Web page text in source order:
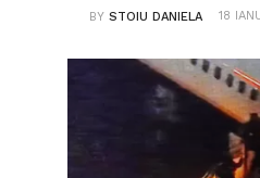
BYSTOIU DANIELA 18